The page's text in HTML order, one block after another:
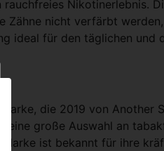
Nikotinerlebnis.
Zähne nicht verfärbt
ideal für den täglichen und
die 2019 von Another
eine große Auswahl an
Marke ist bekannt für ihre